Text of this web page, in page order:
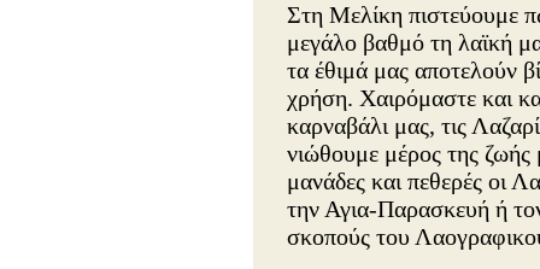
Στη Μελίκη πιστεύουμε
μεγάλο βαθμό τη λαϊκή
τα έθιμά μας αποτελούν
χρήση. Χαιρόμαστε και
καρναβάλι μας, τις
νιώθουμε μέρος της ζωής
μανάδες και πεθερές οι
την Αγια-Παρασκευή ή
σκοπούς του